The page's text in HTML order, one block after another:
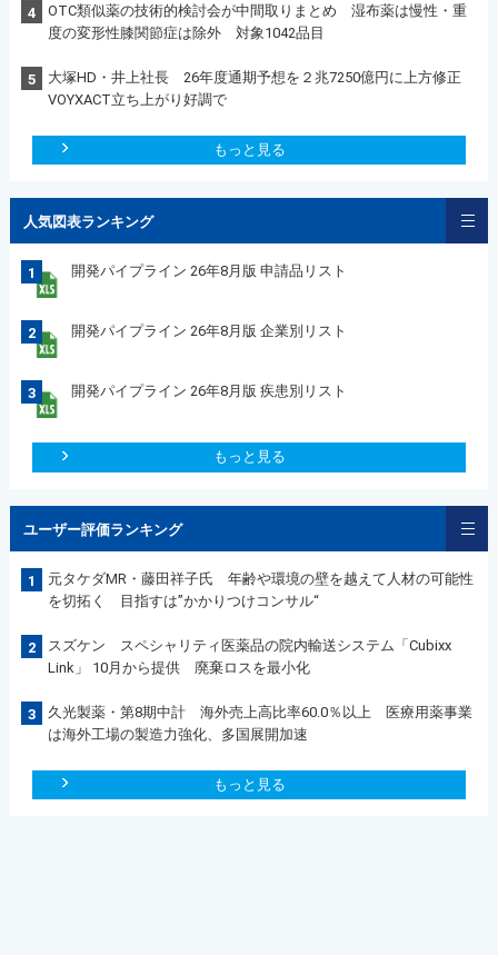
4
OTC類似薬の技術的検討会が中間取りまとめ 湿布薬は慢性・重
度の変形性膝関節症は除外 対象1042品目
5
大塚HD・井上社長 26年度通期予想を２兆7250億円に上方修正
VOYXACT立ち上がり好調で
もっと見る
人気図表ランキング
1 開発パイプライン 26年8月版 申請品リスト
2 開発パイプライン 26年8月版 企業別リスト
3 開発パイプライン 26年8月版 疾患別リスト
もっと見る
ユーザー評価ランキング
1
元タケダMR・藤田祥子氏 年齢や環境の壁を越えて人材の可能性
を切拓く 目指すは”かかりつけコンサル“
2
スズケン スペシャリティ医薬品の院内輸送システム「Cubixx
Link」 10月から提供 廃棄ロスを最小化
3
久光製薬・第8期中計 海外売上高比率60.0％以上 医療用薬事業
は海外工場の製造力強化、多国展開加速
もっと見る